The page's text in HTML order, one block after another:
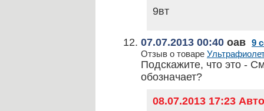
9вт
07.07.2013 00:40 оав 9
Отзыв о товаре
Подскажите, что это -
обозначает?
08.07.2013 17:23